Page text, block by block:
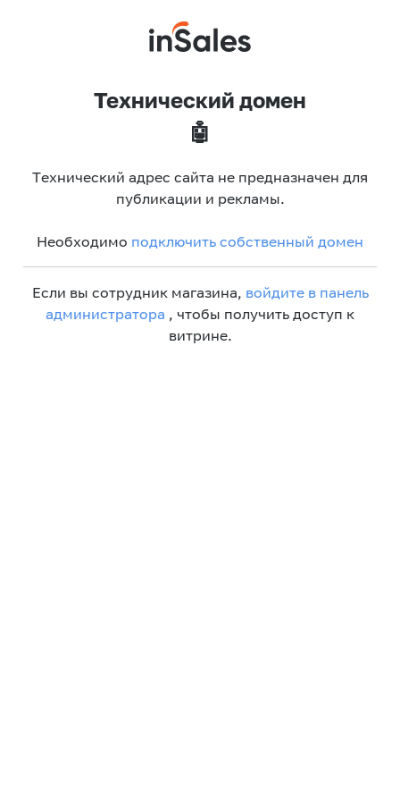
Технический домен
🤖
Технический адрес сайта не предназначен для
публикации и рекламы.
Необходимо подключить собственный домен
Если вы сотрудник магазина, войдите в панель
администратора , чтобы получить доступ к
витрине.